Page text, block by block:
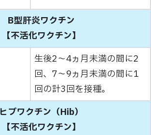
B型肝炎ワクチン
【不活化ワクチン】
生後2～4ヵ月未満の間に2
回、7～9ヵ月未満の間に1
回の計3回を接種。
ヒブワクチン（Hib）
【不活化ワクチン】